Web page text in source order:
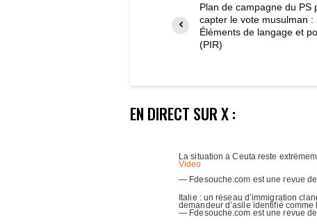
Plan de campagne du PS
capter le vote musulman :
Éléments de langage et
(PIR)
EN DIRECT SUR X :